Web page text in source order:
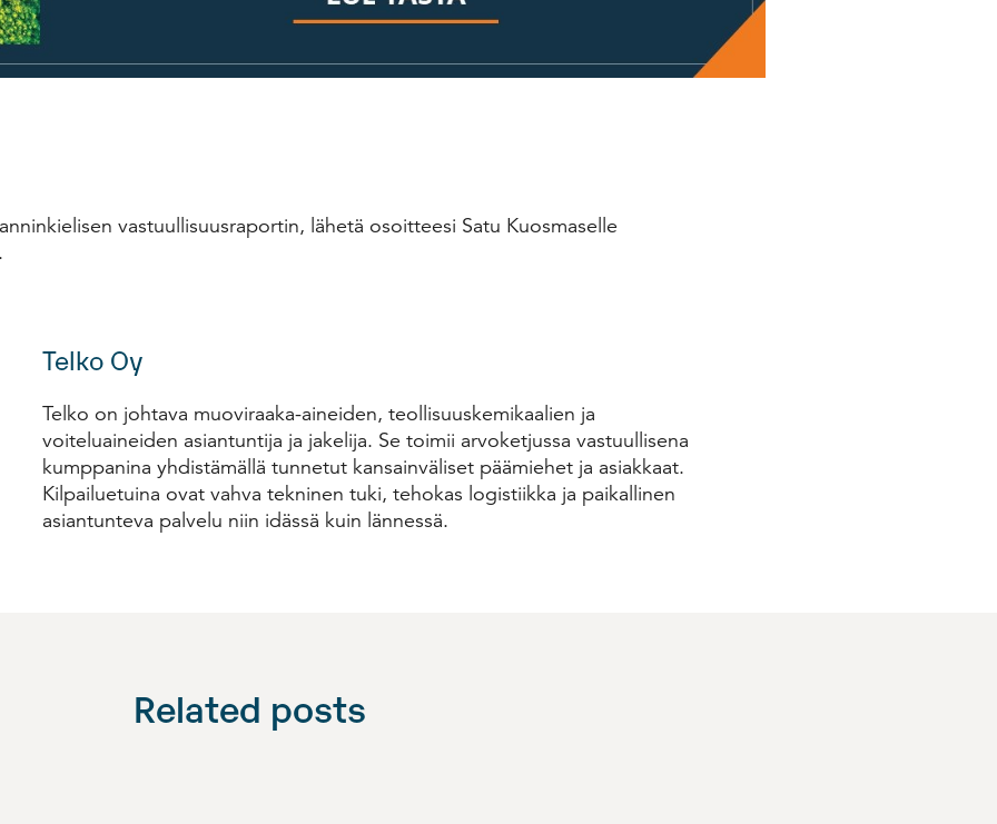
vastuullisuusraportin, lähetä osoitteesi Satu Kuosmaselle
Telko Oy
Telko on johtava muoviraaka-aineiden, teollisuuskemikaalien ja
voiteluaineiden asiantuntija ja jakelija. Se toimii arvoketjussa vastuullisena
kumppanina yhdistämällä tunnetut kansainväliset päämiehet ja asiakkaat.
Kilpailuetuina ovat vahva tekninen tuki, tehokas logistiikka ja paikallinen
asiantunteva palvelu niin idässä kuin lännessä.
Related posts